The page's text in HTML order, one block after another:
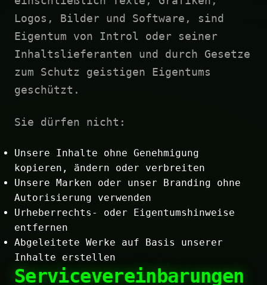
Logos, Bilder und Software, sind
Eigentum von Introl oder seiner
Inhaltslieferanten und durch Gesetze
zum Schutz geistigen Eigentums
geschützt.
Sie dürfen nicht:
Unsere Inhalte ohne Genehmigung
kopieren, ändern oder verbreiten
Unsere Marken oder unser Branding ohne
Autorisierung verwenden
Urheberrechts- oder Eigentumshinweise
entfernen
Abgeleitete Werke auf Basis unserer
Inhalte erstellen
Servicevereinbarungen